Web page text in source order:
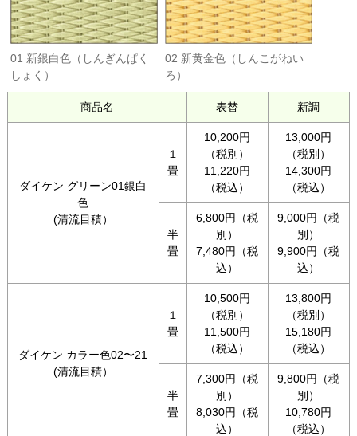
01 新銀白色（しんぎんぱく
しょく）
02 新黄金色（しんこがねい
ろ）
商品名 表替 新調
ダイケン グリーン01銀白
色
(清流目積）
１
畳
10,200円
（税別）
11,220円
（税込）
13,000円
（税別）
14,300円
（税込）
半
畳
6,800円（税
別）
7,480円（税
込）
9,000円（税
別）
9,900円（税
込）
ダイケン カラー色02〜21
(清流目積）
１
畳
10,500円
（税別）
11,500円
（税込）
13,800円
（税別）
15,180円
（税込）
半
畳
7,300円（税
別）
8,030円（税
込）
9,800円（税
別）
10,780円
（税込）